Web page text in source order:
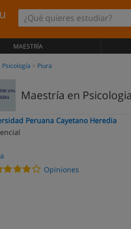
MAESTRÍA
Psicología Piura
Maestría en Psicologia
Peruana Cayetano Heredia
Opiniones